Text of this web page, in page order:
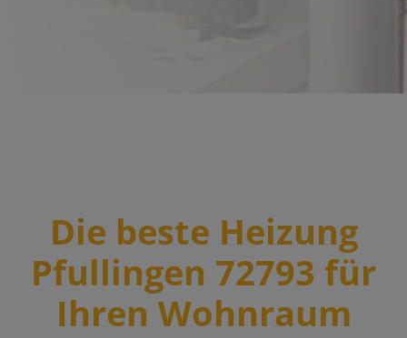
Die beste Heizung
Pfullingen 72793 für
Ihren Wohnraum